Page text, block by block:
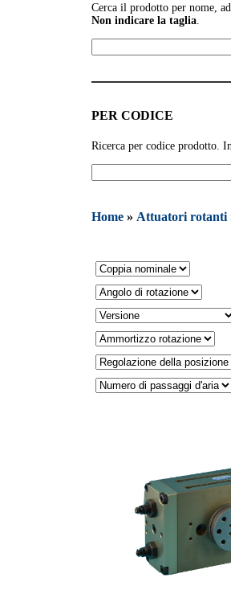
Cerca il prodotto per nome,
Non indicare la taglia
PER CODICE
Ricerca per codice prodotto.
Home » Attuatori rotanti